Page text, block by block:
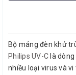
Bộ máng đèn khử
Philips UV-C là
nhiều loại virus và